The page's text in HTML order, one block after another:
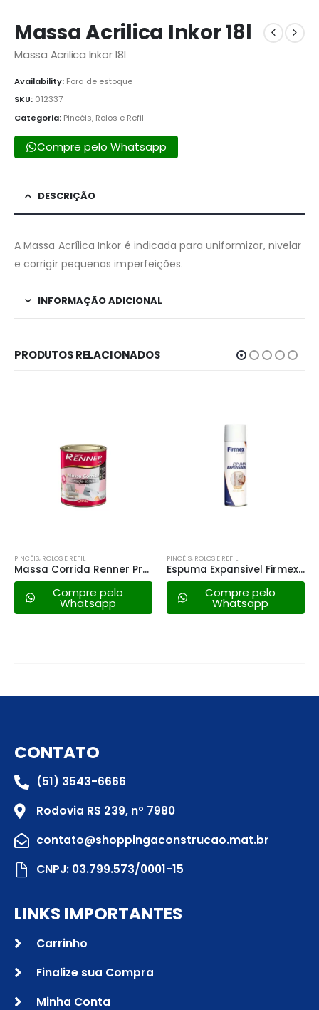
Massa Acrilica Inkor 18l
Massa Acrilica Inkor 18l
Availability: Fora de estoque
SKU: 012337
Categoria: Pincéis, Rolos e Refil
Compre pelo Whatsapp
DESCRIÇÃO
A Massa Acrílica Inkor é indicada para uniformizar, nivelar
e corrigir pequenas imperfeições.
INFORMAÇÃO ADICIONAL
PRODUTOS RELACIONADOS
PINCÉIS, ROLOS E REFIL
Massa Corrida Renner Premium – 1,25kg
Compre pelo
Whatsapp
PINCÉIS, ROLOS E REFIL
Espuma Expansivel Firmex 500ml 480g
Compre pelo
Whatsapp
CONTATO
(51) 3543-6666
Rodovia RS 239, nº 7980
contato@shoppingaconstrucao.mat.br
CNPJ: 03.799.573/0001-15
LINKS IMPORTANTES
Carrinho
Finalize sua Compra
Minha Conta